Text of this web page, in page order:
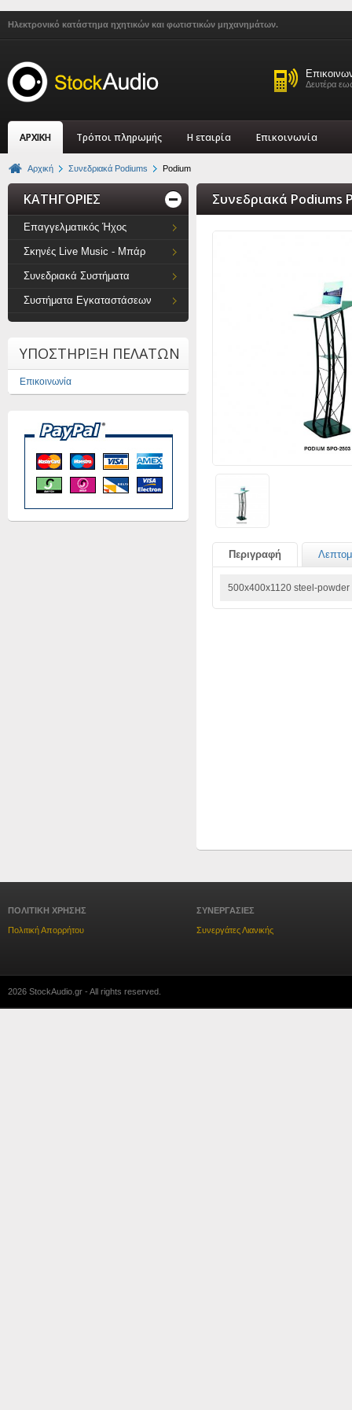
Ηλεκτρονικό κατάστημα ηχητικών και φωτιστικών μηχανημάτων.
Δευτέρα
ΑΡΧΙΚΗ Τρόποι πληρωμής Η εταιρία Επικοινωνία
Αρχική Συνεδριακά Podiums Podium
ΚΑΤΗΓΟΡΙΕΣ
Επαγγελματικός Ήχος
Σκηνές Live Music - Μπάρ
Συνεδριακά Συστήματα
Συστήματα Εγκαταστάσεων
ΥΠΟΣΤΗΡΙΞΗ ΠΕΛΑΤΩΝ
Επικοινωνία
Συνεδριακά Podiums
Περιγραφή
500x400x1120 steel-powder
ΠΟΛΙΤΙΚΗ ΧΡΗΣΗΣ
Πολιτική Απορρήτου
ΣΥΝΕΡΓΑΣΙΕΣ
Συνεργάτες Λιανικής
2026 StockAudio.gr - All rights reserved.